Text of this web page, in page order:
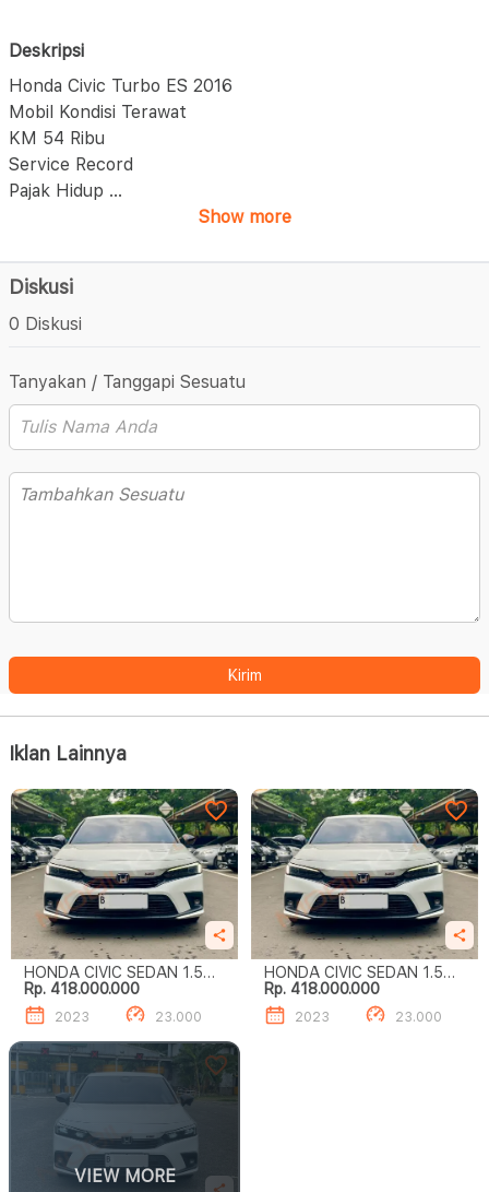
Deskripsi
Honda Civic Turbo ES 2016
Mobil Kondisi Terawat
KM 54 Ribu
Service Record
Pajak Hidup ...
Show more
Diskusi
0 Diskusi
Tanyakan / Tanggapi Sesuatu
Kirim
Iklan Lainnya
HONDA CIVIC SEDAN 1.5
SEDAN
Rp. 418.000.000
2023 23.000
HONDA CIVIC SEDAN 1.5
SEDAN
Rp. 418.000.000
2023 23.000
VIEW MORE